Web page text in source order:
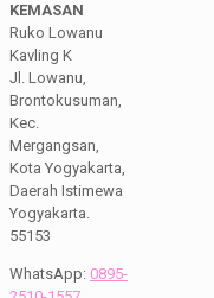
KEMASAN
Ruko Lowanu
Kavling K
Jl. Lowanu,
Brontokusuman,
Kec.
Mergangsan,
Kota Yogyakarta,
Daerah Istimewa
Yogyakarta.
55153
WhatsApp: 0895-